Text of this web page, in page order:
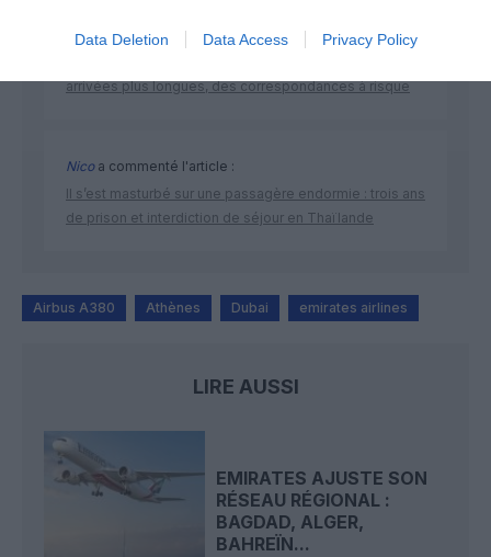
Data Deletion Data Access Privacy Policy
NDRa commenté l'article :
arrivées plus longues, des correspondances à risque
Nicoa commenté l'article :
Il s’est masturbé sur une passagère endormie : trois ans
de prison et interdiction de séjour en Thaïlande
Airbus A380 Athènes Dubai emirates airlines
LIRE AUSSI
EMIRATES AJUSTE SON
RÉSEAU RÉGIONAL :
BAGDAD, ALGER,
BAHREÏN...